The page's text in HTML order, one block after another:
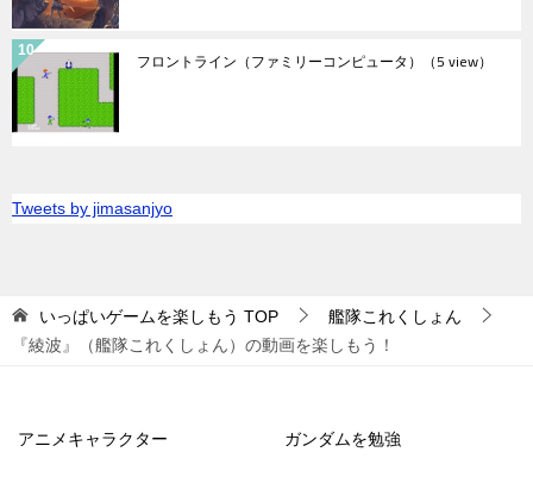
フロントライン（ファミリーコンピュータ） （5 view）
Tweets by jimasanjyo
いっぱいゲームを楽しもう TOP
艦隊これくしょん
『綾波』（艦隊これくしょん）の動画を楽しもう！
アニメキャラクター ガンダムを勉強